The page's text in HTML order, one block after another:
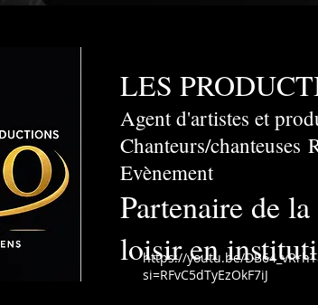
LES
Agent d'artistes et
Chanteurs/chanteuses
Evènement
Partenaire de
loisir en
https://youtu.be/
si=RFvC5dTyEzOkF7iJ